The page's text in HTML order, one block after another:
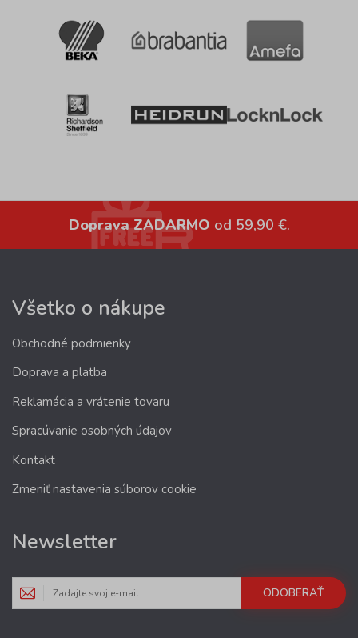
Doprava ZADARMO od 59,90 €.
Všetko o nákupe
Obchodné podmienky
Doprava a platba
Reklamácia a vrátenie tovaru
Spracúvanie osobných údajov
Kontakt
Zmeniť nastavenia súborov cookie
Newsletter
ODOBERAŤ